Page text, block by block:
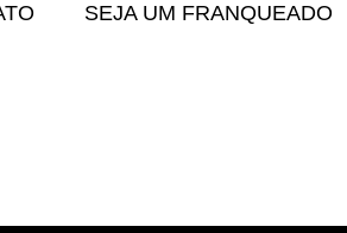
SEJA UM FRANQUEADO